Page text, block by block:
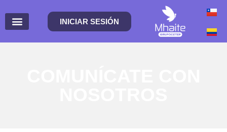
INICIAR SESIÓN